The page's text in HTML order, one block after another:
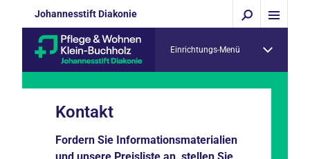
Johannesstift Diakonie
Einrichtungs-Menü
Kontakt
Fordern Sie Informationsmaterialien